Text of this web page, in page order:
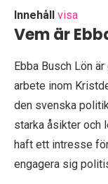
Innehåll visa
Vem är
Ebba Busch Lön
arbete inom
den svenska
starka åsikter och
haft ett intresse
engagera sig